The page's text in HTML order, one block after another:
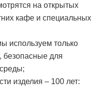
на открытых
кафе и специальных
используем только
безопасные для
изделия – 100 лет: